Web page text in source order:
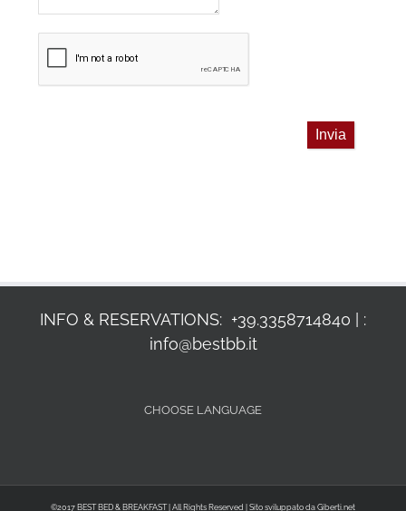
Invia
INFO & RESERVATIONS: +39.3358714840 | :
info@bestbb.it
CHOOSE LANGUAGE
©2017 BEST BED & BREAKFAST | All Rights Reserved | Sito sviluppato da Giberti.net